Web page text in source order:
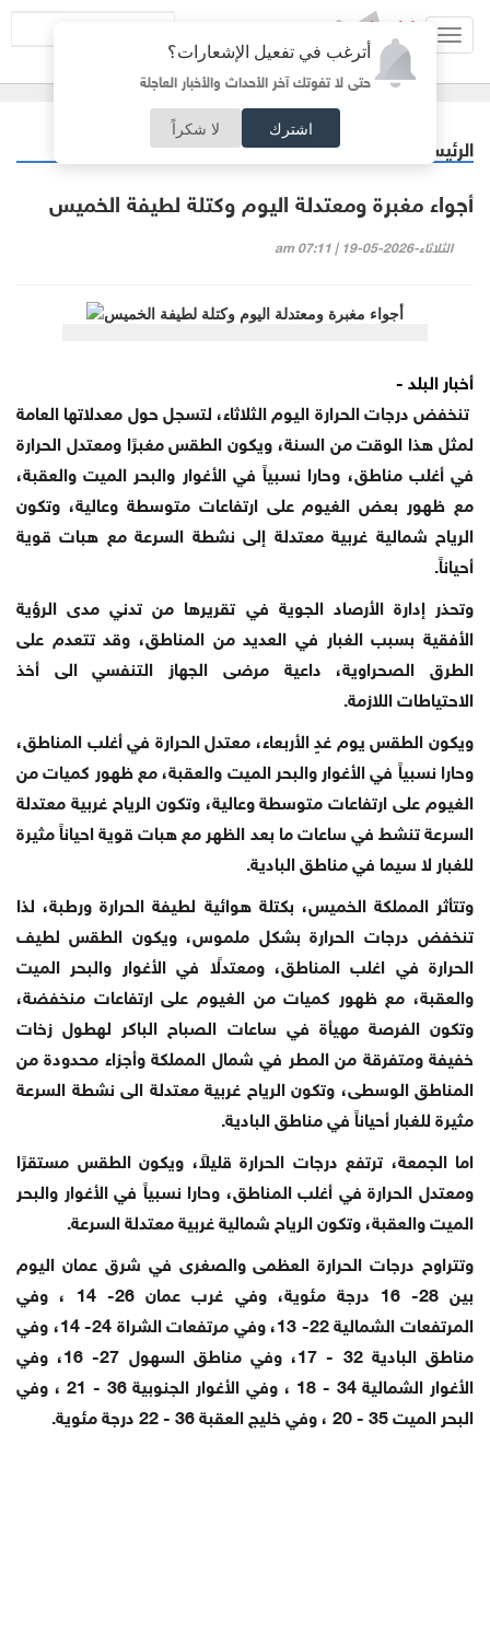
أترغب في تفعيل الإشعارات؟
حتى لا تفوتك آخر الأحداث والأخبار العاجلة
اشترك لا شكراً
الرئيسية
أجواء مغبرة ومعتدلة اليوم وكتلة لطيفة الخميس
الثلاثاء-2026-05-19 | 07:11 am
أخبار البلد -
تنخفض درجات الحرارة اليوم الثلاثاء، لتسجل حول معدلاتها العامة
لمثل هذا الوقت من السنة، ويكون الطقس مغبرًا ومعتدل الحرارة
في أغلب مناطق، وحارا نسبياً في الأغوار والبحر الميت والعقبة،
مع ظهور بعض الغيوم على ارتفاعات متوسطة وعالية، وتكون
الرياح شمالية غربية معتدلة إلى نشطة السرعة مع هبات قوية
أحياناً.
وتحذر إدارة الأرصاد الجوية في تقريرها من تدني مدى الرؤية
الأفقية بسبب الغبار في العديد من المناطق، وقد تتعدم على
الطرق الصحراوية، داعية مرضى الجهاز التنفسي الى أخذ
الاحتياطات اللازمة.
ويكون الطقس يوم غدٍ الأربعاء، معتدل الحرارة في أغلب المناطق،
وحارا نسبياً في الأغوار والبحر الميت والعقبة، مع ظهور كميات من
الغيوم على ارتفاعات متوسطة وعالية، وتكون الرياح غربية معتدلة
السرعة تنشط في ساعات ما بعد الظهر مع هبات قوية احياناً مثيرة
للغبار لا سيما في مناطق البادية.
وتتأثر المملكة الخميس، بكتلة هوائية لطيفة الحرارة ورطبة، لذا
تنخفض درجات الحرارة بشكل ملموس، ويكون الطقس لطيف
الحرارة في اغلب المناطق، ومعتدلًا في الأغوار والبحر الميت
والعقبة، مع ظهور كميات من الغيوم على ارتفاعات منخفضة،
وتكون الفرصة مهيأة في ساعات الصباح الباكر لهطول زخات
خفيفة ومتفرقة من المطر في شمال المملكة وأجزاء محدودة من
المناطق الوسطى، وتكون الرياح غربية معتدلة الى نشطة السرعة
مثيرة للغبار أحياناً في مناطق البادية.
اما الجمعة، ترتفع درجات الحرارة قليلاً، ويكون الطقس مستقرًا
ومعتدل الحرارة في أغلب المناطق، وحارا نسبياً في الأغوار والبحر
الميت والعقبة، وتكون الرياح شمالية غربية معتدلة السرعة.
وتتراوح درجات الحرارة العظمى والصغرى في شرق عمان اليوم
بين 28- 16 درجة مئوية، وفي غرب عمان 26- 14 ، وفي
المرتفعات الشمالية 22- 13، وفي مرتفعات الشراة 24- 14، وفي
مناطق البادية 32 - 17، وفي مناطق السهول 27- 16، وفي
الأغوار الشمالية 34 - 18 ، وفي الأغوار الجنوبية 36 - 21 ، وفي
البحر الميت 35 - 20 ، وفي خليج العقبة 36 - 22 درجة مئوية.